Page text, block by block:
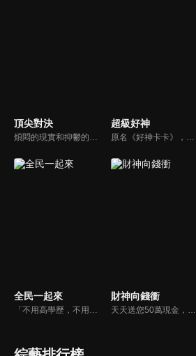
頂尖對決
煩悶的現實和抑鬱的社會，你需要的就是笑、大聲笑、開口笑，《頂尖對決》就要你笑到落ㄟ骸，最具綜藝實力的庹宗康，和喜感十足的納豆各自領軍對抗，藝人搞笑pk笑果十足，《頂尖對決》讓你忘掉一週煩惱！
超級好神
原名《好神卡卡》，後改名為《超級好神》，是一檔益智類綜藝節目，由「A咖天王」徐乃麟搭配黃鐙輝主持。「好神智慧王」、「好神記憶王」、「誰是爆點王」、「好神送好禮」四個單元，讓來賓一較高下。比反應，比記憶，比機智，比膽識，幸運女神的眷顧與遠離永遠都是個未知數！
全民一起來
「不用高學歷，不用會答題，全民一起來，獎金拿不完！」《全民一起來》是一檔結合手機遊戲的大型現場直播益智節目，「記憶、觀察、反應、平衡、敏捷...」，多道關卡考驗挑戰者的多元智能及體能，見證藝人明星各項不可思議的挑戰。
財神向錢衝
天天送您50萬現金，還有汽車大獎！不考智力、體力，挑戰家人、同事、同學、朋友互相了解的成渡和共同生活經驗。快來參加《財神向前衝》大獎通通送給您。